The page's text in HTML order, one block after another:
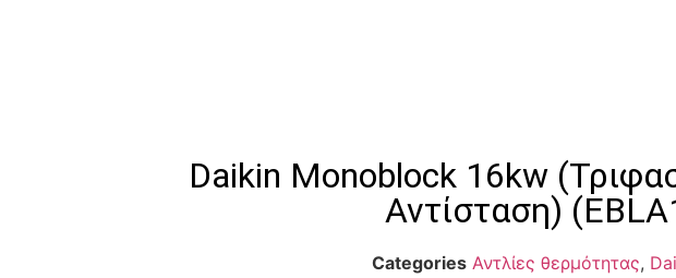
Daikin Monoblock 16kw
Αντίσταση)
Categories Αντλίες θερμότητας,